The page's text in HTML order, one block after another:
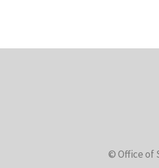
© Office of